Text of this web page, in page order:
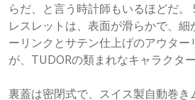
らだ、と言う時計師もいるほどだ
レスレットは、表面が滑らかで、
ーリンクとサテン仕上げのアウター
が、TUDORの類まれなキャラクタ
裏蓋は密閉式で、スイス製自動巻き